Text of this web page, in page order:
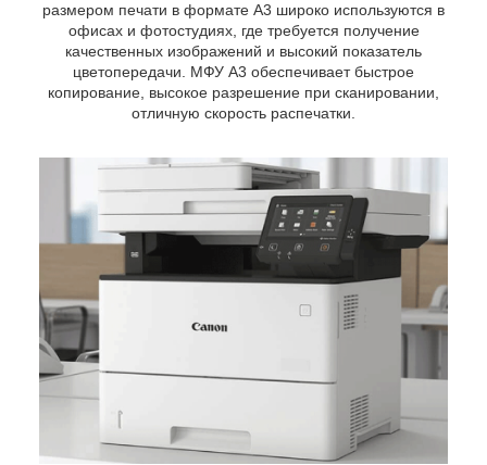
размером печати в формате А3 широко используются в
офисах и фотостудиях, где требуется получение
качественных изображений и высокий показатель
цветопередачи. МФУ А3 обеспечивает быстрое
копирование, высокое разрешение при сканировании,
отличную скорость распечатки.